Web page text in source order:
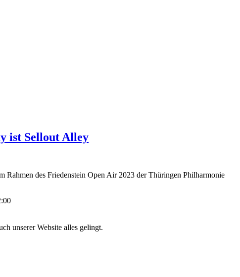
ist Sellout Alley
des Friedenstein Open Air 2023 der Thüringen Philharmonie
unserer Website alles gelingt.